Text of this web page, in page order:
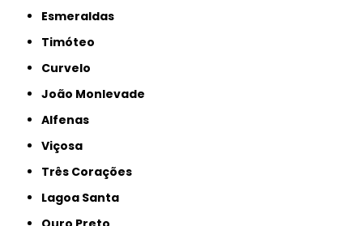
Esmeraldas
Timóteo
Curvelo
João Monlevade
Alfenas
Viçosa
Três Corações
Lagoa Santa